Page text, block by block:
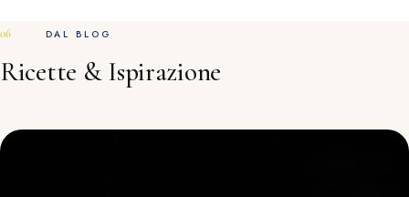
DAL BLOG
Ricette & Ispirazione